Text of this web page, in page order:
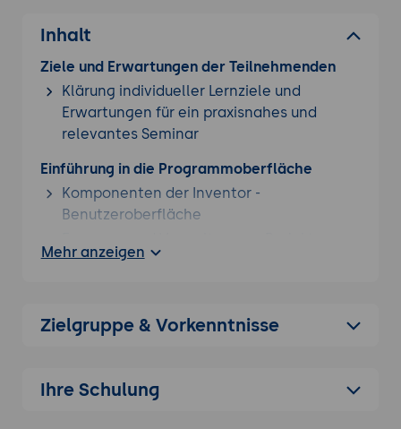
Inhalt
Ziele und Erwartungen der Teilnehmenden
Klärung individueller Lernziele und
Erwartungen für ein praxisnahes und
relevantes Seminar
Einführung in die Programmoberfläche
Komponenten der Inventor -
Benutzeroberfläche
Arbeiten mit Skizzen
Rotation usw.
Mehr anzeigen
Zielgruppe & Vorkenntnisse
Ihre Schulung